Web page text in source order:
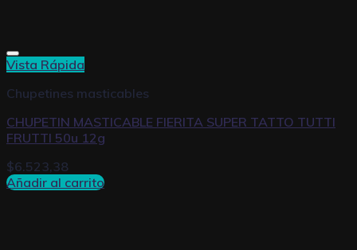
Vista Rápida
Chupetines masticables
CHUPETIN MASTICABLE FIERITA SUPER TATTO TUTTI
FRUTTI 50u 12g
$6.523,38
Añadir al carrito